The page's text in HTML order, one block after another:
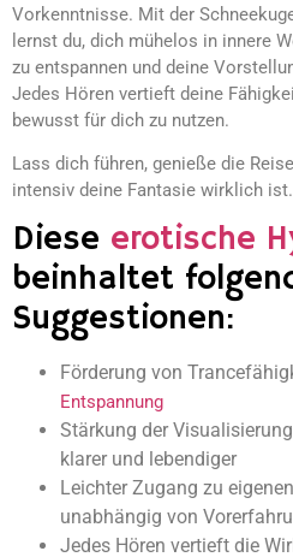
Vorkenntnisse. Mit der
lernst du, dich mühelos in innere
zu entspannen und deine
Jedes Hören vertieft deine
bewusst für dich zu nutzen.
Lass dich führen, genieße die
intensiv deine Fantasie wirklich ist.
Diese erotische
beinhaltet
Suggestionen:
Förderung von
Entspannung
Stärkung der
klarer und lebendiger
Leichter Zugang zu eigenen
unabhängig von
Jedes Hören vertieft die